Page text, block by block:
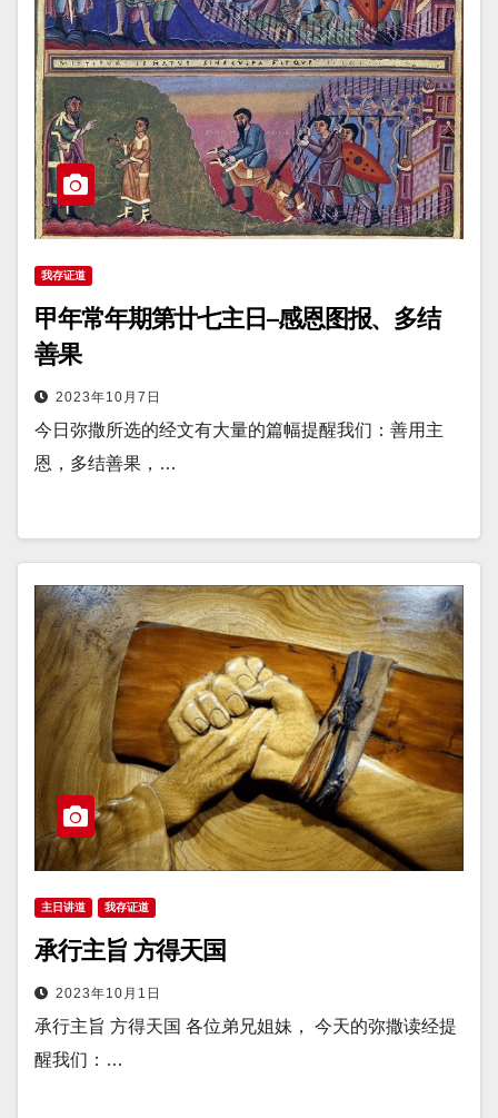
我存证道
甲年常年期第廿七主日–感恩图报、多结
善果
2023年10月7日
今日弥撒所选的经文有大量的篇幅提醒我们：善用主
恩，多结善果，…
主日讲道 我存证道
承行主旨 方得天国
2023年10月1日
承行主旨 方得天国 各位弟兄姐妹， 今天的弥撒读经提
醒我们：…